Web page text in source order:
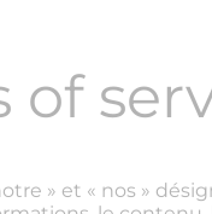
of
» et « nos »